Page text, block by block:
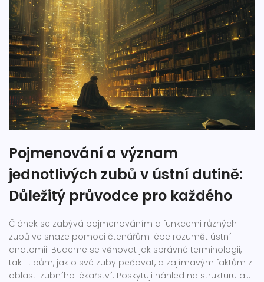
Pojmenování a význam
jednotlivých zubů v ústní dutině:
Důležitý průvodce pro každého
Článek se zabývá pojmenováním a funkcemi různých
zubů ve snaze pomoci čtenářům lépe rozumět ústní
anatomii. Budeme se věnovat jak správné terminologii,
tak i tipům, jak o své zuby pečovat, a zajímavým faktům z
oblasti zubního lékařství. Poskytuji náhled na strukturu a